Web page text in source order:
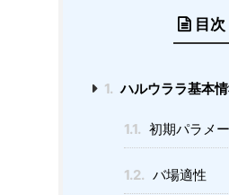
目次
1. ハルウララ基本
1.1. 初期パラメ
1.2. バ場適性